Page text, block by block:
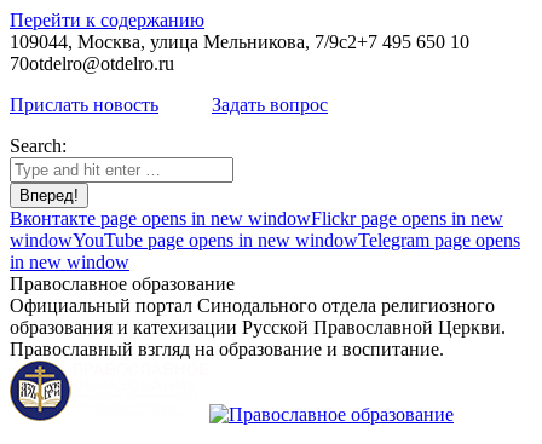
Перейти к содержанию
109044, Москва, улица Мельникова, 7/9с2+7 495 650 10
70otdelro@otdelro.ru
Прислать новость
Задать вопрос
Search:
Вконтакте page opens in new windowFlickr page opens in new
windowYouTube page opens in new windowTelegram page opens
in new window
Православное образование
Официальный портал Синодального отдела религиозного
образования и катехизации Русской Православной Церкви.
Православный взгляд на образование и воспитание.